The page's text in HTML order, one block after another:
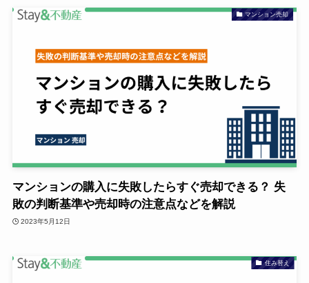
マンション売却
マンションの購入に失敗したらすぐ売却できる？ 失
敗の判断基準や売却時の注意点などを解説
2023年5月12日
住み替え